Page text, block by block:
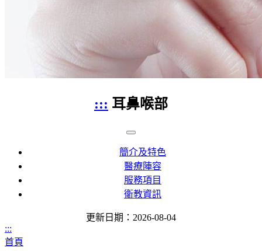
::: 耳鼻喉部
簡介及特色
醫療陣容
服務項目
衛教資訊
更新日期：2026-08-04
:::
首頁